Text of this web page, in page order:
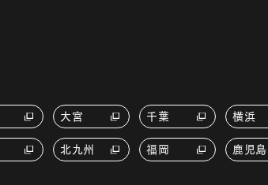
大宮 千葉 横浜
北九州 福岡 鹿児島